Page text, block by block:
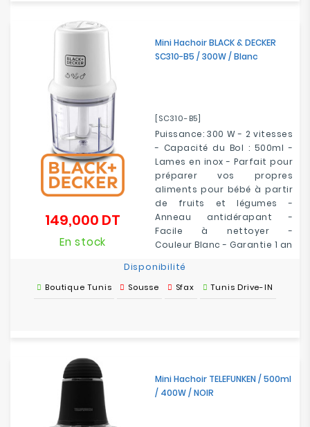
Mini Hachoir BLACK & DECKER
SC310-B5 / 300W / Blanc
[SC310-B5]
Puissance: 300 W - 2 vitesses
- Capacité du Bol : 500ml -
Lames en inox - Parfait pour
préparer vos propres
aliments pour bébé à partir
de fruits et légumes -
Anneau antidérapant -
Facile à nettoyer -
Couleur Blanc - Garantie 1 an
149,000 DT
En stock
Disponibilité
Boutique Tunis Sousse Sfax Tunis Drive-IN
Mini Hachoir TELEFUNKEN / 500ml
/ 400W / NOIR